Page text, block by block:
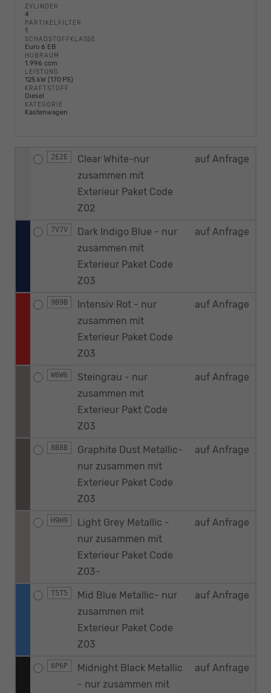
ZYLINDER
4
PARTIKELFILTER
1
SCHADSTOFFKLASSE
Euro 6 EB
HUBRAUM
1.996 ccm
LEISTUNG
125 kW (170 PS)
KRAFTSTOFF
Diesel
KATEGORIE
Kastenwagen
2E2E
Clear White-nur
zusammen mit
Exterieur Paket Code
Z02
auf Anfrage
7V7V
Dark Indigo Blue - nur
zusammen mit
Exterieur Paket Code
Z03
auf Anfrage
9B9B
Intensiv Rot - nur
zusammen mit
Exterieur Paket Code
Z03
auf Anfrage
W6W6
Steingrau - nur
zusammen mit
Exterieur Pakt Code
Z03
auf Anfrage
8B8B
Graphite Dust Metallic-
nur zusammen mit
Exterieur Paket Code
Z03
auf Anfrage
H9H9
Light Grey Metallic -
nur zusammen mit
Exterieur Paket Code
Z03-
auf Anfrage
T5T5
Mid Blue Metallic- nur
zusammen mit
Exterieur Paket Code
Z03
auf Anfrage
6P6P
Midnight Black Metallic
- nur zusammen mit
auf Anfrage